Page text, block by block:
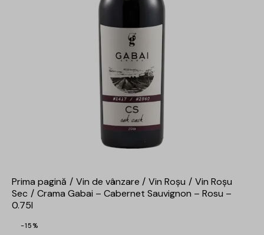
Prima pagină Vin de vânzare Vin Roșu
Vin Roșu
Sec
Crama Gabai – Cabernet Sauvignon – Rosu –
0.75l
-15%